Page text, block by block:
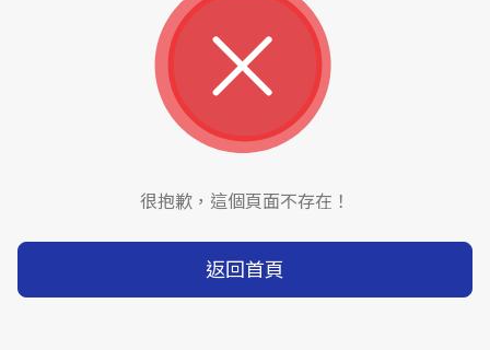
很抱歉，這個頁面不存在！
返回首頁